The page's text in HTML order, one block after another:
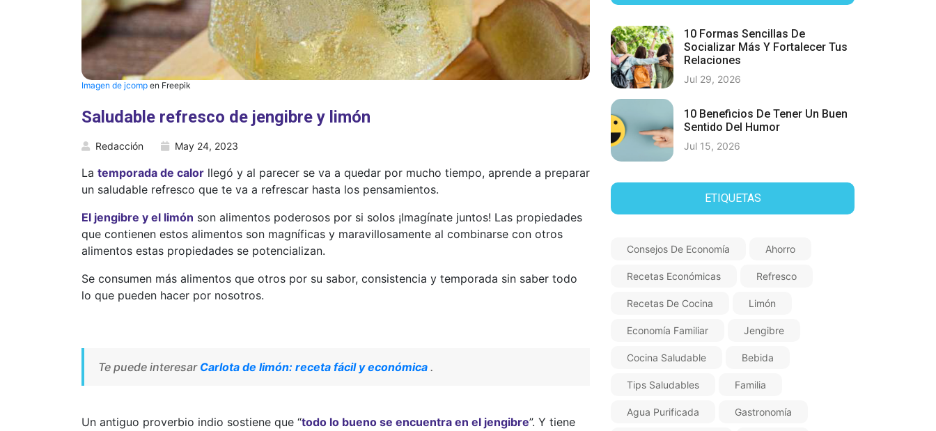
Imagen de jcomp en Freepik
Saludable refresco de jengibre y limón
Redacción May 24, 2023
La temporada de calor llegó y al parecer se va a quedar por mucho tiempo, aprende a preparar
un saludable refresco que te va a refrescar hasta los pensamientos.
El jengibre y el limón son alimentos poderosos por si solos ¡Imagínate juntos! Las propiedades
que contienen estos alimentos son magníficas y maravillosamente al combinarse con otros
alimentos estas propiedades se potencializan.
Se consumen más alimentos que otros por su sabor, consistencia y temporada sin saber todo
lo que pueden hacer por nosotros.
Te puede interesar Carlota de limón: receta fácil y económica .
Un antiguo proverbio indio sostiene que “todo lo bueno se encuentra en el jengibre”. Y tiene
10 Formas Sencillas De
Socializar Más Y Fortalecer Tus
Relaciones
Jul 29, 2026
10 Beneficios De Tener Un Buen
Sentido Del Humor
Jul 15, 2026
ETIQUETAS
Consejos De Economía Ahorro
Recetas Económicas Refresco
Recetas De Cocina Limón
Economía Familiar Jengibre
Cocina Saludable Bebida
Tips Saludables Familia
Agua Purificada Gastronomía